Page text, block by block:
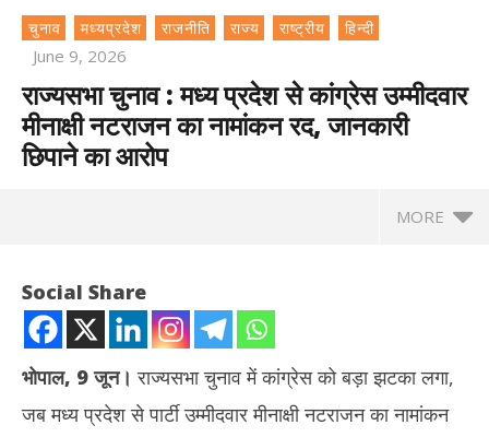
चुनाव मध्यप्रदेश राजनीति राज्य राष्ट्रीय हिन्दी
June 9, 2026
राज्यसभा चुनाव : मध्य प्रदेश से कांग्रेस उम्मीदवार
मीनाक्षी नटराजन का नामांकन रद, जानकारी
छिपाने का आरोप
MORE
Social Share
भोपाल, 9 जून। राज्यसभा चुनाव में कांग्रेस को बड़ा झटका लगा,
जब मध्य प्रदेश से पार्टी उम्मीदवार मीनाक्षी नटराजन का नामांकन